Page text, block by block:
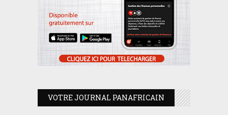
VOTRE JOURNAL PANAFRICAIN